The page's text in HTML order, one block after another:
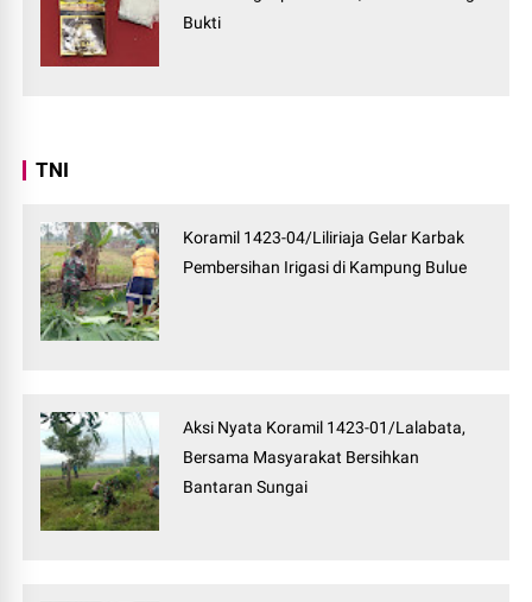
Bukti
TNI
Koramil 1423-04/Liliriaja Gelar Karbak
Pembersihan Irigasi di Kampung Bulue
Aksi Nyata Koramil 1423-01/Lalabata,
Bersama Masyarakat Bersihkan
Bantaran Sungai